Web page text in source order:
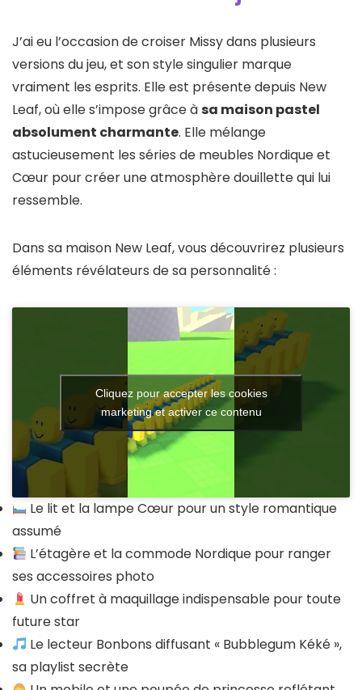
J’ai eu l’occasion de croiser Missy dans plusieurs
versions du jeu, et son style singulier marque
vraiment les esprits. Elle est présente depuis New
Leaf, où elle s’impose grâce àsa maison pastel
absolument charmante. Elle mélange
astucieusement les séries de meubles Nordique et
Cœur pour créer une atmosphère douillette qui lui
ressemble.
Dans sa maison New Leaf, vous découvrirez plusieurs
éléments révélateurs de sa personnalité :
Cliquez pour accepter les cookies
marketing et activer ce contenu
Le lit et la lampe Cœur pour un style romantique
assumé
L’étagère et la commode Nordique pour ranger
ses accessoires photo
Un coffret à maquillage indispensable pour toute
future star
Le lecteur Bonbons diffusant « Bubblegum Kéké »,
sa playlist secrète